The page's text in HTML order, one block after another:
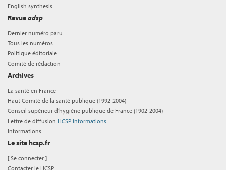
English synthesis
Revueadsp
Dernier numéro paru
Tous les numéros
Politique éditoriale
Comité de rédaction
Archives
La santé en France
Haut Comité de la santé publique (1992-2004)
Conseil supérieur d'hygiène publique de France (1902-2004)
Lettre de diffusion HCSP Informations
Informations
Le site hcsp.fr
[Se connecter ]
Contacter le HCSP